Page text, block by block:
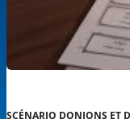
SCÉNARIO DONJONS ET